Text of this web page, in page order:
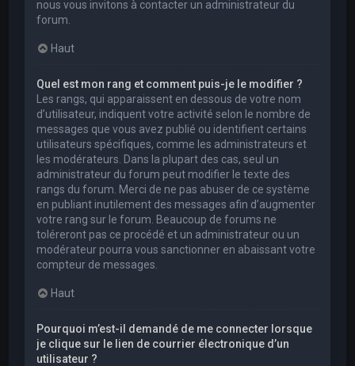
nous vous invitons à contacter un administrateur du
forum.
Haut
Quel est mon rang et comment puis-je le modifier ?
Les rangs, qui apparaissent en dessous de votre nom
d’utilisateur, indiquent votre activité selon le nombre de
messages que vous avez publié ou identifient certains
utilisateurs spécifiques, comme les administrateurs et
les modérateurs. Dans la plupart des cas, seul un
administrateur du forum peut modifier le texte des
rangs du forum. Merci de ne pas abuser de ce système
en publiant inutilement des messages afin d’augmenter
votre rang sur le forum. Beaucoup de forums ne
toléreront pas ce procédé et un administrateur ou un
modérateur pourra vous sanctionner en abaissant votre
compteur de messages.
Haut
Pourquoi m’est-il demandé de me connecter lorsque
je clique sur le lien de courrier électronique d’un
utilisateur ?